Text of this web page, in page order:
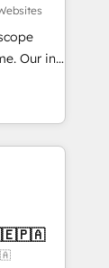
stack
are
At
the
in-
all
CRMs
for a